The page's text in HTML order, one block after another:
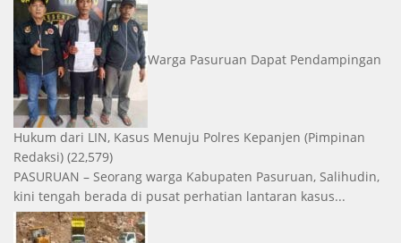
Warga Pasuruan Dapat Pendampingan
Hukum dari LIN, Kasus Menuju Polres Kepanjen (Pimpinan
Redaksi) (22,579)
PASURUAN – Seorang warga Kabupaten Pasuruan, Salihudin,
kini tengah berada di pusat perhatian lantaran kasus...